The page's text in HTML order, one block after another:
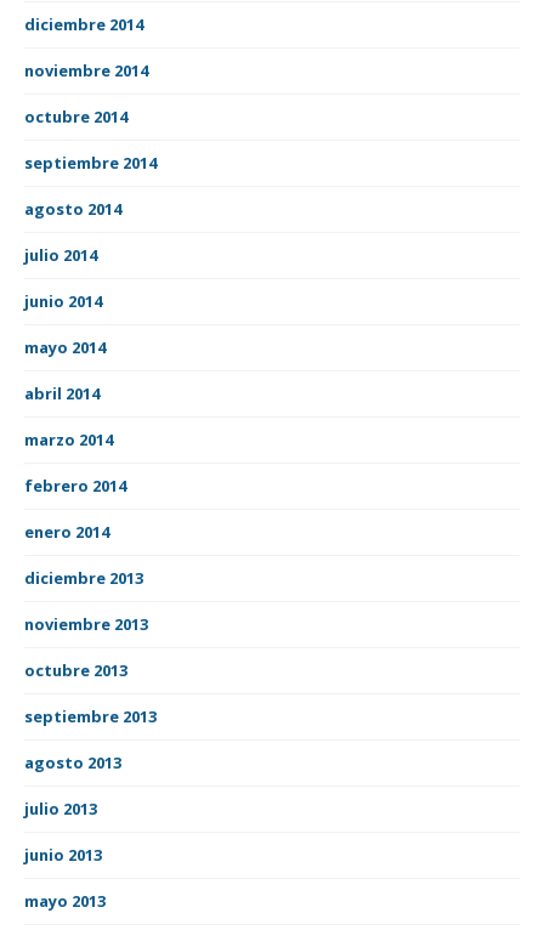
diciembre 2014
noviembre 2014
octubre 2014
septiembre 2014
agosto 2014
julio 2014
junio 2014
mayo 2014
abril 2014
marzo 2014
febrero 2014
enero 2014
diciembre 2013
noviembre 2013
octubre 2013
septiembre 2013
agosto 2013
julio 2013
junio 2013
mayo 2013